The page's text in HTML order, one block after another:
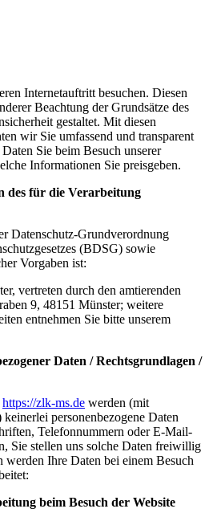
Internetauftritt besuchen. Diesen
Beachtung der Grundsätze des
gestaltet. Mit diesen
wir Sie umfassend und transparent
Sie beim Besuch unserer
Informationen Sie preisgeben.
des für die Verarbeitung
Datenschutz-Grundverordnung
(BDSG) sowie
Vorgaben ist:
vertreten durch den amtierenden
9, 48151 Münster; weitere
entnehmen Sie bitte unserem
Daten / Rechtsgrundlagen /
https://zlk-ms.de werden (mit
personenbezogene Daten
Telefonnummern oder E-Mail-
Sie stellen uns solche Daten freiwillig
Ihre Daten bei einem Besuch
beim Besuch der Website